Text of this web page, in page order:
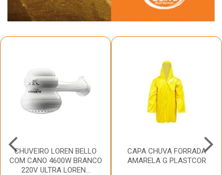
CHUVEIRO LOREN BELLO
COM CANO 4600W BRANCO
220V ULTRA LOREN...
CAPA CHUVA FORRADA
AMARELA G PLASTCOR